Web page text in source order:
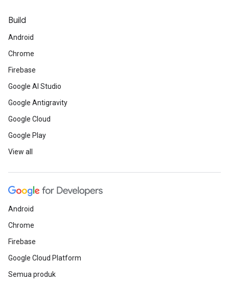
Build
Android
Chrome
Firebase
Google AI Studio
Google Antigravity
Google Cloud
Google Play
View all
Android
Chrome
Firebase
Google Cloud Platform
Semua produk